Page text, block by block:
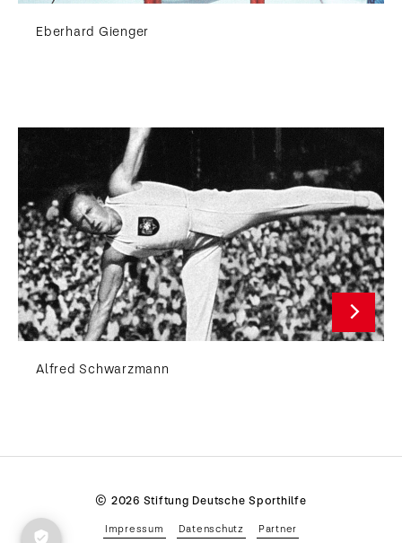
Eberhard Gienger
Alfred Schwarzmann
© 2026 Stiftung Deutsche Sporthilfe
Impressum Datenschutz Partner